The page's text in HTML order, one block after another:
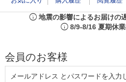
info 地震の影響によるお届けの
info 8/9-8/16 夏期休
会員のお客様
メールアドレス とパスワードを入力